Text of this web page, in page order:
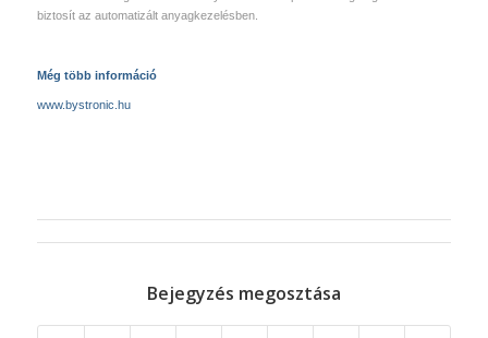
biztosít az automatizált anyagkezelésben.
Még több információ
www.bystronic.hu
Bejegyzés megosztása